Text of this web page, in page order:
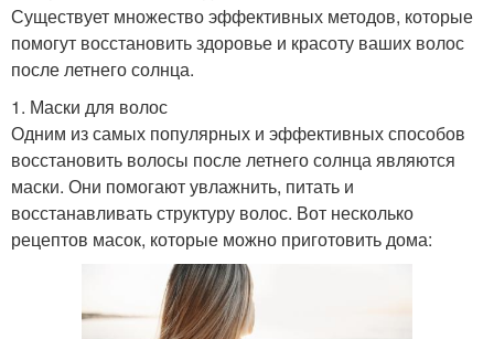
Существует множество эффективных методов, которые
помогут восстановить здоровье и красоту ваших волос
после летнего солнца.
1. Маски для волос
Одним из самых популярных и эффективных способов
восстановить волосы после летнего солнца являются
маски. Они помогают увлажнить, питать и
восстанавливать структуру волос. Вот несколько
рецептов масок, которые можно приготовить дома: